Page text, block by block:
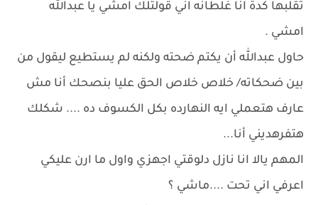
تقلبها كدة انا غلطانه اني قولتلك امشي يا عبدالله
امشي .
حاول عبدالله أن يكتم ضحته ولكنه لم يستطيع ليقول من
بين ضحكاته/ خلاص خلاص الحق عليا بنصحك أنا مش
عارف هتعملي ايه النهارده بكل الكسوف ده .... شكلك
هتفرهديني أنا...
المهم يالا انا نازل دلوقتي اجهزي واول ما ارن عليكي
اعرفي اني تحت ....ماشي ؟